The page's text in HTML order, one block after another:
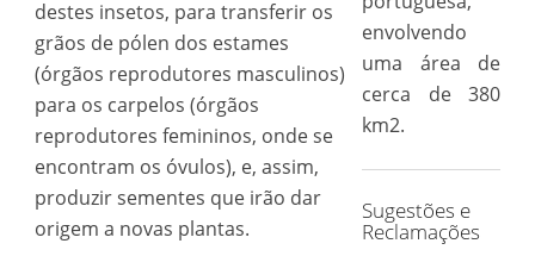
destes insetos, para transferir os
grãos de pólen dos estames
(órgãos reprodutores masculinos)
para os carpelos (órgãos
reprodutores femininos, onde se
encontram os óvulos), e, assim,
produzir sementes que irão dar
origem a novas plantas.
envolvendo
uma área de
cerca de 380
km2.
Sugestões e
Reclamações